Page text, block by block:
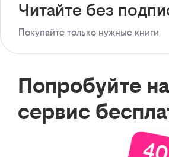
Читайте без
Покупайте только нужные книги
Попробуйте
сервис